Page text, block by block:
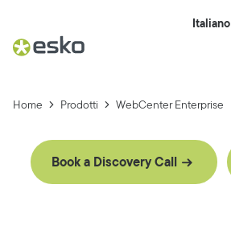
Italiano
Home Prodotti WebCenter Enterprise
Book a Discovery Call